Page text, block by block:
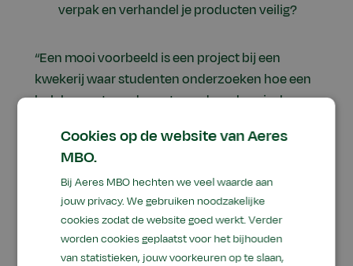
verpak en verhandel je producten veilig?
“Een mooi voorbeeld is een project bij een
kwekerij waar studenten onderzoeken hoe een
bolchrysant zonder potgrond en chemische
een echt vraagstuk uit de praktijk.”
Hoe ziet een schoolweek
eruit?
Cookies op de website van Aeres
MBO.
Bij Aeres MBO hechten we veel waarde aan
jouw privacy. We gebruiken noodzakelijke
cookies zodat de website goed werkt. Verder
worden cookies geplaatst voor het bijhouden
van statistieken, jouw voorkeuren op te slaan,